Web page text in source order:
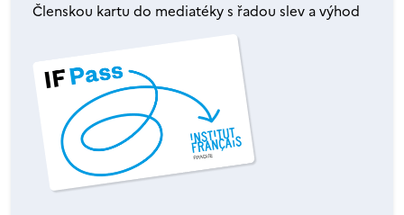
Členskou kartu do mediatéky s řadou slev a výhod